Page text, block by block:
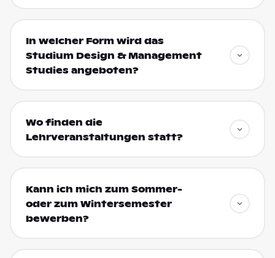
In welcher Form wird das
Studium Design & Management
Studies angeboten?
Wo finden die
Lehrveranstaltungen statt?
Kann ich mich zum Sommer-
oder zum Wintersemester
bewerben?